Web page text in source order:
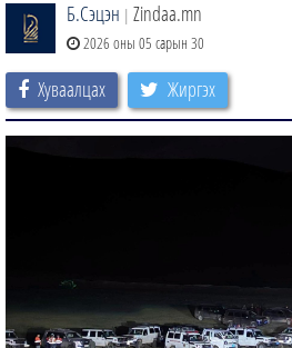
Б.Сэцэн | Zindaa.mn
2026 оны 05 сарын 30
Хуваалцах Жиргэх